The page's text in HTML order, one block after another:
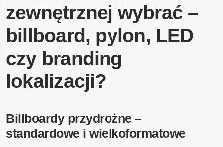
zewnętrznej wybrać –
billboard, pylon, LED
czy branding
lokalizacji?
Billboardy przydrożne –
standardowe i wielkoformatowe